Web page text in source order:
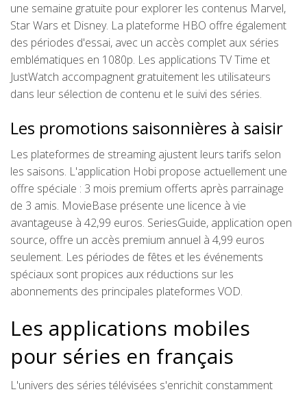
une semaine gratuite pour explorer les contenus Marvel,
Star Wars et Disney. La plateforme HBO offre également
des périodes d'essai, avec un accès complet aux séries
emblématiques en 1080p. Les applications TV Time et
JustWatch accompagnent gratuitement les utilisateurs
dans leur sélection de contenu et le suivi des séries.
Les promotions saisonnières à saisir
Les plateformes de streaming ajustent leurs tarifs selon
les saisons. L'application Hobi propose actuellement une
offre spéciale : 3 mois premium offerts après parrainage
de 3 amis. MovieBase présente une licence à vie
avantageuse à 42,99 euros. SeriesGuide, application open
source, offre un accès premium annuel à 4,99 euros
seulement. Les périodes de fêtes et les événements
spéciaux sont propices aux réductions sur les
abonnements des principales plateformes VOD.
Les applications mobiles
pour séries en français
L'univers des séries télévisées s'enrichit constamment